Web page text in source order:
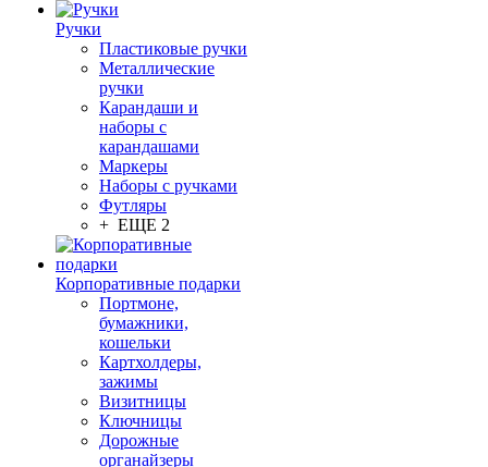
Ручки
Пластиковые ручки
Металлические
ручки
Карандаши и
наборы с
карандашами
Маркеры
Наборы с ручками
Футляры
+ ЕЩЕ 2
Корпоративные подарки
Портмоне,
бумажники,
кошельки
Картхолдеры,
зажимы
Визитницы
Ключницы
Дорожные
органайзеры